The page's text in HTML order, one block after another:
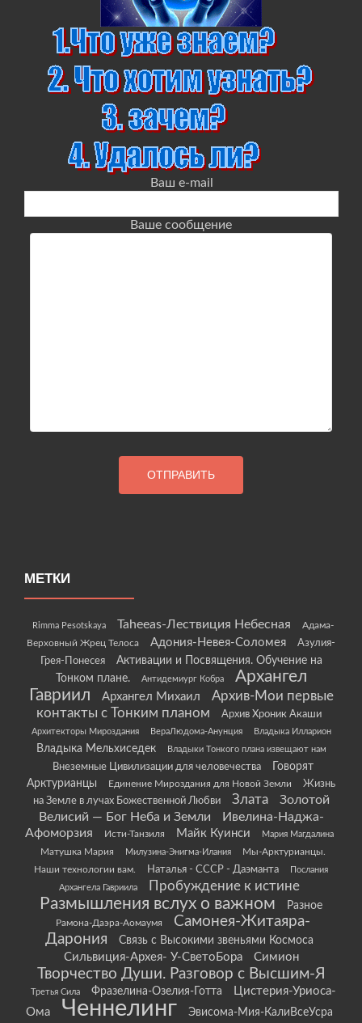
Ваш e-mail
Ваше сообщение
МЕТКИ
Rimma Pesotskaya Taheeas-Лествиция Небесная
Адама-
Верховный Жрец Телоса
Адония-Невея-Соломея
Азулия-
Грея-Понесея
Активации и Посвящения. Обучение на
Тонком плане.
Антидемиург Кобра
Архангел
Гавриил
Архангел Михаил
Архив-Мои первые
контакты с Тонким планом
Архив Хроник Акаши
Архитекторы Мироздания ВераЛюдома-Анунция Владыка Илларион
Владыка Мельхиседек Владыки Тонкого плана извещают нам
Внеземные Цивилизации для человечества
Говорят
Арктурианцы
Единение Мироздания для Новой Земли
Жизнь
на Земле в лучах Божественной Любви
Злата
Золотой
Велисий — Бог Неба и Земли
Ивелина-Наджа-
Афоморзия
Исти-Танзиля Майк Куинси Мария Магдалина
Матушка Мария Милузина-Энигма-Илания
Мы-Арктурианцы.
Наши технологии вам.
Наталья - СССР - Даэманта
Послания
Архангела Гавриила
Пробуждение к истине
Размышления вслух о важном Разное
Рамона-Даэра-Аомаумя
Самонея-Житаяра-
Дарония
Связь с Высокими звеньями Космоса
Сильвиция-Архея- У-СветоБора Симион
Творчество Души. Разговор с Высшим-Я
Третья Сила Фразелина-Озелия-Готта
Цистерия-Уриоса-
Ома
Ченнелинг Эвисома-Мия-КалиВсеУсра